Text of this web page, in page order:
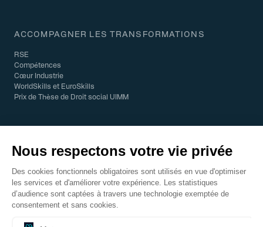
ACCOMPAGNER LES TRANSFORMATIONS
RSE
Compétences
Cœur Industrie
WorldSkills et EuroSkills
Prix de Thèse de Droit social UIMM
Mentions légales
Enquête CDICO
CODIFOR